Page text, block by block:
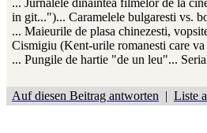
... Jurnalele dinaintea filmelor de la
in git...")... Caramelele bulgaresti vs.
... Maieurile de plasa chinezesti,
Cismigiu (Kent-urile romanesti care
... Pungile de hartie "de un leu"...
Auf diesen Beitrag antworten | Liste